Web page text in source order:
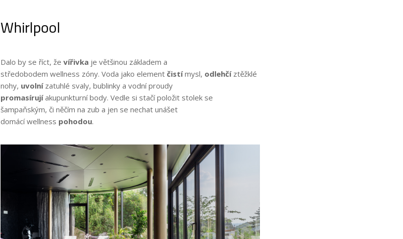
Whirlpool
Dalo by se říct, že vířivkaje většinou základem a
středobodem wellness zóny. Voda jako element čistímysl, odlehčíztěžklé
nohy, uvolnízatuhlé svaly, bublinky a vodní proudy
promasírujíakupunkturní body. Vedle si stačí položit stolek se
šampaňským, či něčím na zub a jen se nechat unášet
domácí wellness pohodou.